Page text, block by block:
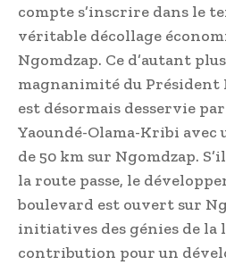
compte s’inscrire dans le
véritable décollage
Ngomdzap. Ce d’autant
magnanimité du Président
est désormais desservie
Yaoundé-Olama-Kribi avec
de 50 km sur Ngomdzap.
la route passe, le
boulevard est ouvert sur
initiatives des génies de la
contribution pour un